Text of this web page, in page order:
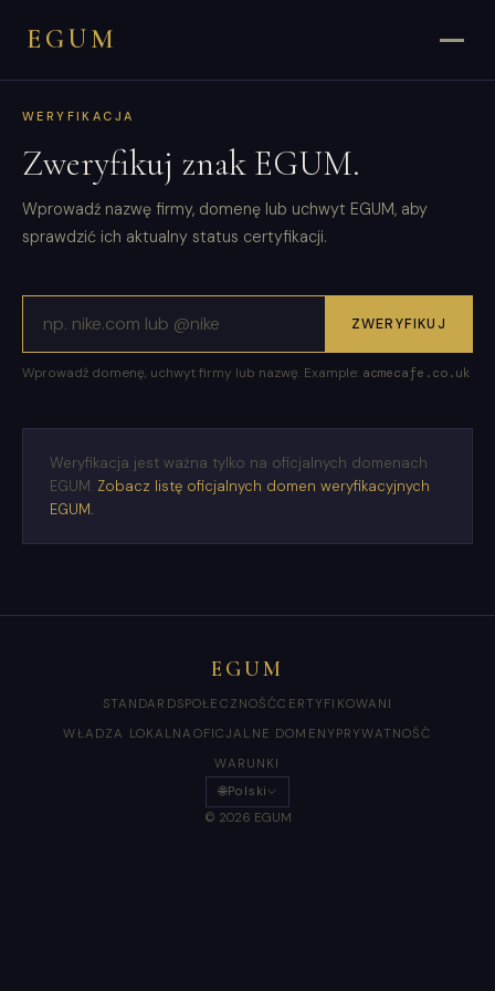
EGUM
WERYFIKACJA
Zweryfikuj znak EGUM.
Wprowadź nazwę firmy, domenę lub uchwyt EGUM, aby
sprawdzić ich aktualny status certyfikacji.
ZWERYFIKUJ
Wprowadź domenę, uchwyt firmy lub nazwę. Example: acmecafe.co.uk
Weryfikacja jest ważna tylko na oficjalnych domenach
EGUM. Zobacz listę oficjalnych domen weryfikacyjnych
EGUM.
EGUM
STANDARDSPOŁECZNOŚĆCERTYFIKOWANI
WŁADZA LOKALNA OFICJALNE DOMENY PRYWATNOŚĆ
WARUNKI
🌐Polski
© 2026 EGUM